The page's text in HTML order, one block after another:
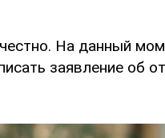
На данный
заявление об